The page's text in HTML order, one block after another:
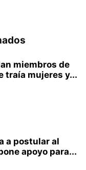
miembros de
traía mujeres y...
a postular al
apoyo para...